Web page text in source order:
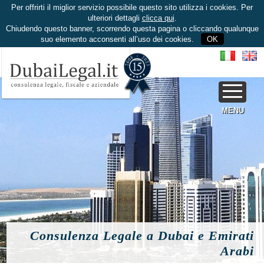
Per offrirti il miglior servizio possibile questo sito utilizza i cookies. Per
ulteriori dettagli clicca qui.
Chiudendo questo banner, scorrendo questa pagina o cliccando qualunque
suo elemento acconsenti all’uso dei cookies.
OK
MENU
Consulenza Legale a Dubai e Emirati
Arabi